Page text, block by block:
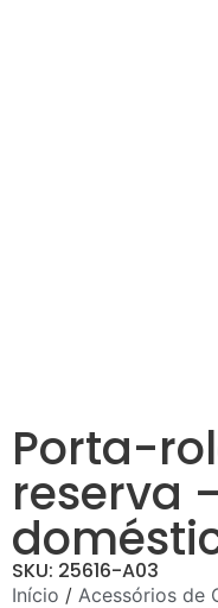
Porta-
reserva
SKU: 25616-A03
Início / Acessórios de